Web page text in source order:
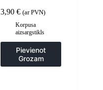
gab.
3,90€ (ar PVN)
Korpusa
aizsargstikls
Pievienot
Grozam